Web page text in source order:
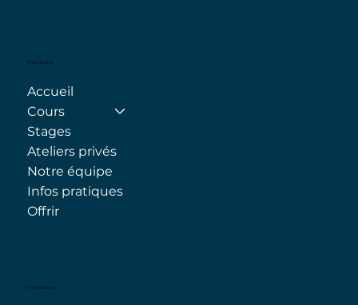
Plan de site
Accueil
Cours
Stages
Ateliers privés
Notre équipe
Infos pratiques
Offrir
Informations